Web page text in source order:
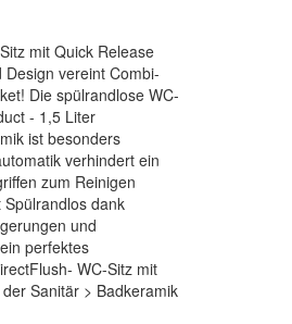
mit Quick Release
vereint Combi-
Die spülrandlose WC-
- 1,5 Liter
ist besonders
verhindert ein
zum Reinigen
dank
und
perfektes
WC-Sitz mit
Sanitär > Badkeramik